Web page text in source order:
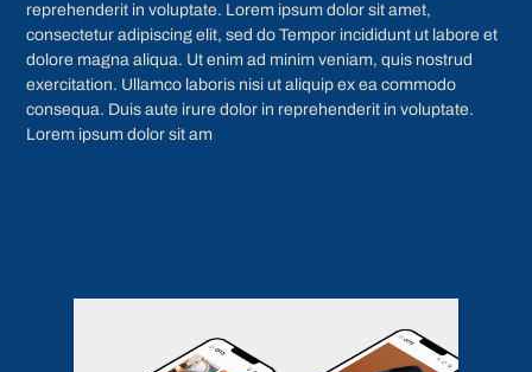
reprehenderit in voluptate. Lorem ipsum dolor sit amet,
consectetur adipiscing elit, sed do Tempor incididunt ut labore et
dolore magna aliqua. Ut enim ad minim veniam, quis nostrud
exercitation. Ullamco laboris nisi ut aliquip ex ea commodo
consequa. Duis aute irure dolor in reprehenderit in voluptate.
Lorem ipsum dolor sit am